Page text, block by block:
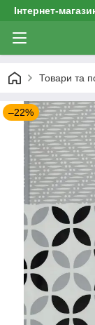
Інтернет-
Товари та
–22%